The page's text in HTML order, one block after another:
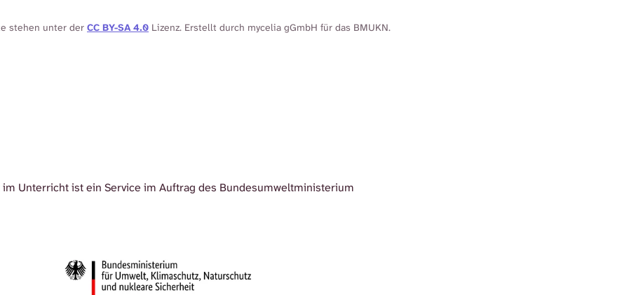
stehen unter der CC BY-SA 4.0 Lizenz. Erstellt durch mycelia gGmbH für das BMUKN.
im Unterricht ist ein Service im Auftrag des Bundesumweltministerium